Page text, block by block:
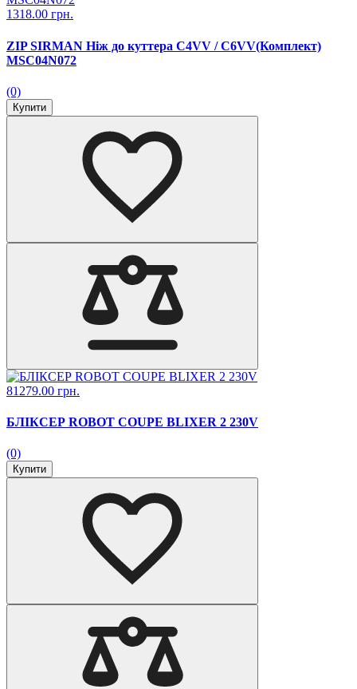
1318.00 грн.
ZIP SIRMAN Ніж до куттера С4VV / С6VV(Комплект)
MSC04N072
(0)
Купити
81279.00 грн.
БЛІКСЕР ROBOT COUPE BLIXER 2 230V
(0)
Купити